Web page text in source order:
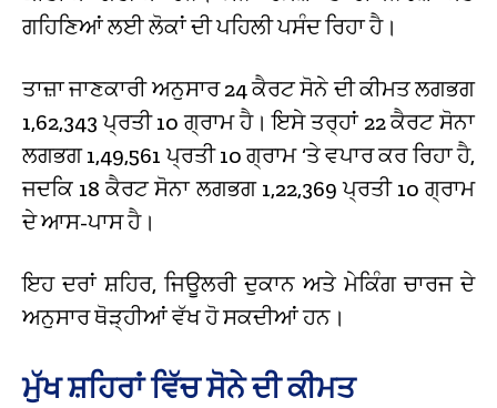
ਗਹਿਣਿਆਂ ਲਈ ਲੋਕਾਂ ਦੀ ਪਹਿਲੀ ਪਸੰਦ ਰਿਹਾ ਹੈ।
ਤਾਜ਼ਾ ਜਾਣਕਾਰੀ ਅਨੁਸਾਰ 24 ਕੈਰਟ ਸੋਨੇ ਦੀ ਕੀਮਤ ਲਗਭਗ
₹1,62,343 ਪ੍ਰਤੀ 10 ਗ੍ਰਾਮ ਹੈ। ਇਸੇ ਤਰ੍ਹਾਂ 22 ਕੈਰਟ ਸੋਨਾ
ਲਗਭਗ ₹1,49,561 ਪ੍ਰਤੀ 10 ਗ੍ਰਾਮ ‘ਤੇ ਵਪਾਰ ਕਰ ਰਿਹਾ ਹੈ,
ਜਦਕਿ 18 ਕੈਰਟ ਸੋਨਾ ਲਗਭਗ ₹1,22,369 ਪ੍ਰਤੀ 10 ਗ੍ਰਾਮ
ਦੇ ਆਸ-ਪਾਸ ਹੈ।
ਇਹ ਦਰਾਂ ਸ਼ਹਿਰ, ਜਿਊਲਰੀ ਦੁਕਾਨ ਅਤੇ ਮੇਕਿੰਗ ਚਾਰਜ ਦੇ
ਅਨੁਸਾਰ ਥੋੜ੍ਹੀਆਂ ਵੱਖ ਹੋ ਸਕਦੀਆਂ ਹਨ।
ਮੁੱਖ ਸ਼ਹਿਰਾਂ ਵਿੱਚ ਸੋਨੇ ਦੀ ਕੀਮਤ